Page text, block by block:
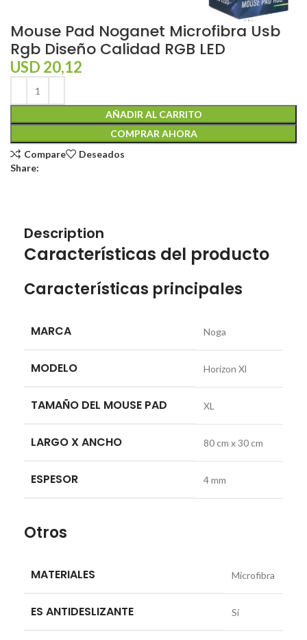
Mouse Pad Noganet Microfibra Usb
Rgb Diseño Calidad RGB LED
USD 20,12
AÑADIR AL CARRITO
COMPRAR AHORA
Compare
Deseados
Share:
Description
Características del producto
Características principales
MARCA Noga
MODELO Horizon Xl
TAMAÑO DEL MOUSE PAD XL
LARGO X ANCHO 80 cm x 30 cm
ESPESOR 4 mm
Otros
MATERIALES Microfibra
ES ANTIDESLIZANTE Sí